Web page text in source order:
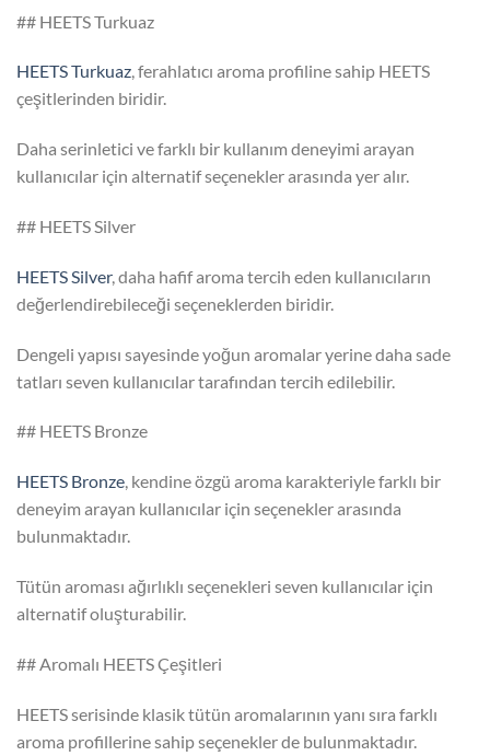
## HEETS Turkuaz
HEETS Turkuaz, ferahlatıcı aroma profiline sahip HEETS
çeşitlerinden biridir.
Daha serinletici ve farklı bir kullanım deneyimi arayan
kullanıcılar için alternatif seçenekler arasında yer alır.
## HEETS Silver
HEETS Silver, daha hafif aroma tercih eden kullanıcıların
değerlendirebileceği seçeneklerden biridir.
Dengeli yapısı sayesinde yoğun aromalar yerine daha sade
tatları seven kullanıcılar tarafından tercih edilebilir.
## HEETS Bronze
HEETS Bronze, kendine özgü aroma karakteriyle farklı bir
deneyim arayan kullanıcılar için seçenekler arasında
bulunmaktadır.
Tütün aroması ağırlıklı seçenekleri seven kullanıcılar için
alternatif oluşturabilir.
## Aromalı HEETS Çeşitleri
HEETS serisinde klasik tütün aromalarının yanı sıra farklı
aroma profillerine sahip seçenekler de bulunmaktadır.